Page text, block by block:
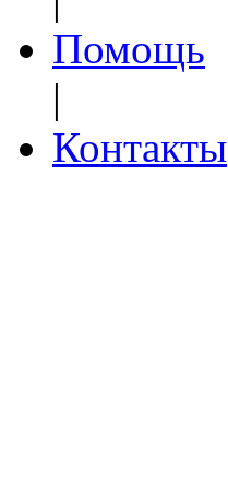
Помощь
|
Контакты